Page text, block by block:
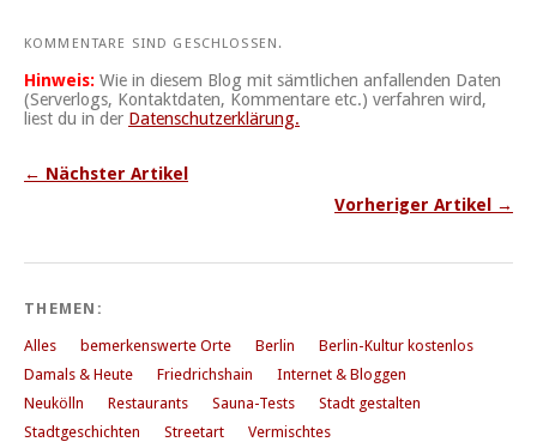
KOMMENTARE SIND GESCHLOSSEN.
Hinweis: Wie in diesem Blog mit sämtlichen anfallenden Daten
(Serverlogs, Kontaktdaten, Kommentare etc.) verfahren wird,
liest du in der Datenschutzerklärung.
← Nächster Artikel
Vorheriger Artikel →
THEMEN:
Alles bemerkenswerte Orte Berlin
Berlin-Kultur kostenlos
Damals & Heute
Friedrichshain
Internet & Bloggen
Neukölln
Restaurants Sauna-Tests
Stadt gestalten
Stadtgeschichten
Streetart
Vermischtes